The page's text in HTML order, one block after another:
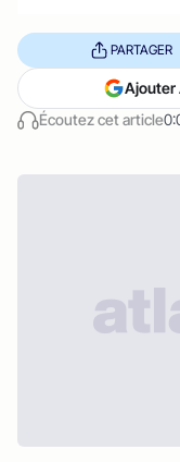
Écoutez cet article
PARTAGER
Ajouter